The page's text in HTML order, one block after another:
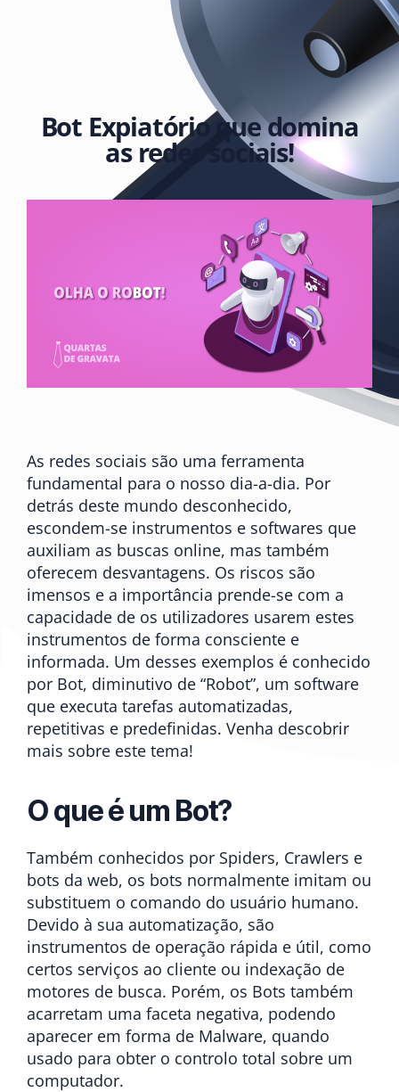
Bot Expiatório que domina
as redes sociais!
As redes sociais são uma ferramenta
fundamental para o nosso dia-a-dia. Por
detrás deste mundo desconhecido,
escondem-se instrumentos e softwares que
auxiliam as buscas online, mas também
oferecem desvantagens. Os riscos são
imensos e a importância prende-se com a
capacidade de os utilizadores usarem estes
instrumentos de forma consciente e
informada. Um desses exemplos é conhecido
por Bot, diminutivo de “Robot”, um software
que executa tarefas automatizadas,
repetitivas e predefinidas. Venha descobrir
mais sobre este tema!
O que é um Bot?
Também conhecidos por Spiders, Crawlers e
bots da web, os bots normalmente imitam ou
substituem o comando do usuário humano.
Devido à sua automatização, são
instrumentos de operação rápida e útil, como
certos serviços ao cliente ou indexação de
motores de busca. Porém, os Bots também
acarretam uma faceta negativa, podendo
aparecer em forma de Malware, quando
usado para obter o controlo total sobre um
computador.